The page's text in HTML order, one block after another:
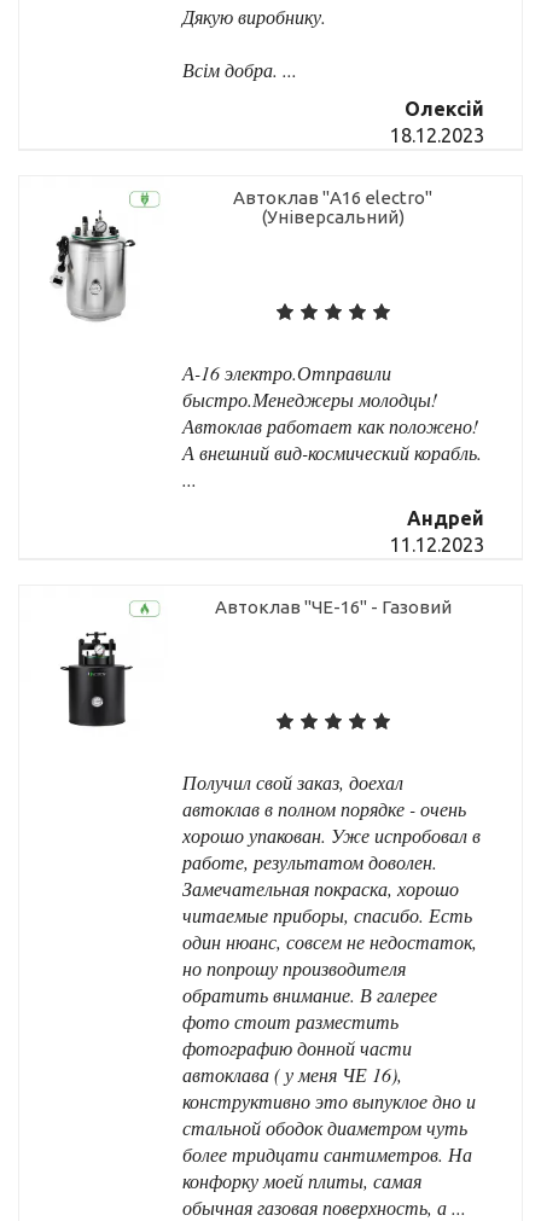
Дякую виробнику.
Всім добра. ...
Олексій
18.12.2023
Автоклав "А16 electro"
(Універсальний)
А-16 электро.Отправили
быстро.Менеджеры молодцы!
Автоклав работает как положено!
А внешний вид-космический корабль.
...
Андрей
11.12.2023
Автоклав "ЧЕ-16" - Газовий
Получил свой заказ, доехал
автоклав в полном порядке - очень
хорошо упакован. Уже испробовал в
работе, результатом доволен.
Замечательная покраска, хорошо
читаемые приборы, спасибо. Есть
один нюанс, совсем не недостаток,
но попрошу производителя
обратить внимание. В галерее
фото стоит разместить
фотографию донной части
автоклава ( у меня ЧЕ 16),
конструктивно это выпуклое дно и
стальной ободок диаметром чуть
более тридцати сантиметров. На
конфорку моей плиты, самая
обычная газовая поверхность, а ...